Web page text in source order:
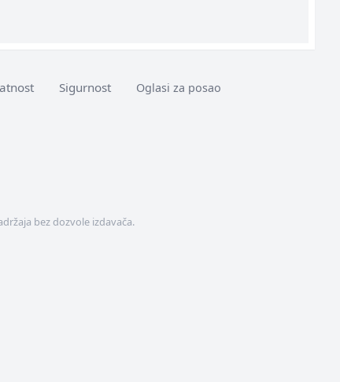
Sigurnost Oglasi za posao
bez dozvole izdavača.